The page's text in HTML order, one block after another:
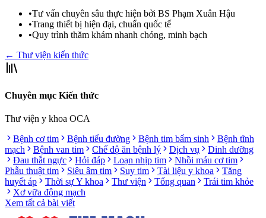
•Tư vấn chuyên sâu thực hiện bởi BS Phạm Xuân Hậu
•Trang thiết bị hiện đại, chuẩn quốc tế
•Quy trình thăm khám nhanh chóng, minh bạch
← Thư viện kiến thức
Chuyên mục Kiến thức
Thư viện y khoa OCA
Bệnh cơ tim
Bệnh tiểu đường Bệnh tim bẩm sinh
Bệnh tĩnh
mạch
Bệnh van tim Chế độ ăn bệnh lý Dịch vụ
Dinh dưỡng
Đau thắt ngực
Hỏi đáp Loạn nhịp tim
Nhồi máu cơ tim
Phẫu thuật tim
Siêu âm tim Suy tim Tài liệu y khoa
Tăng
huyết áp
Thời sự Y khoa Thư viện Tổng quan
Trái tim khỏe
Xơ vữa động mạch
Xem tất cả bài viết